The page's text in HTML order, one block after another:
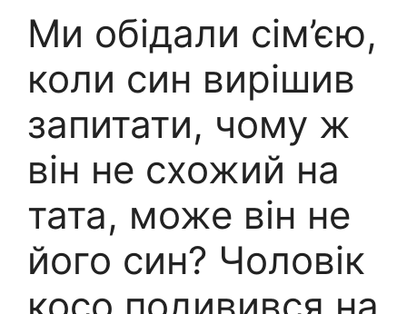
Ми обідали сім’єю,
коли син вирішив
запитати, чому ж
він не схожий на
тата, може він не
його син? Чоловік